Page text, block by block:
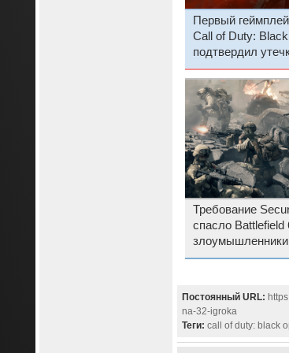
Первый
Call of Duty:
подтвердил
и «бесконечный»
сюжетной
Требование
спасло
злоумышленники
открытую «бету»
Постоянный URL:
na-32-igroka
Теги: call of duty: black